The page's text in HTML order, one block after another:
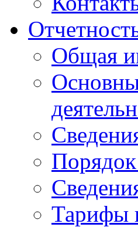
Общая
Порядок
Тарифы